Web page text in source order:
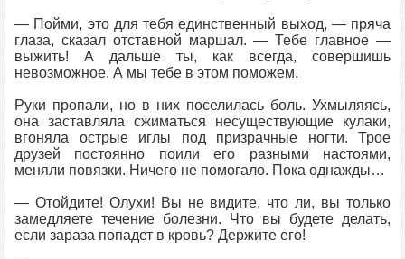
— Пойми, это для тебя единственный выход, — пряча
глаза, сказал отставной маршал. — Тебе главное —
выжить! А дальше ты, как всегда, совершишь
невозможное. А мы тебе в этом поможем.
Руки пропали, но в них поселилась боль. Ухмыляясь,
она заставляла сжиматься несуществующие кулаки,
вгоняла острые иглы под призрачные ногти. Трое
друзей постоянно поили его разными настоями,
меняли повязки. Ничего не помогало. Пока однажды…
— Отойдите! Олухи! Вы не видите, что ли, вы только
замедляете течение болезни. Что вы будете делать,
если зараза попадет в кровь? Держите его!